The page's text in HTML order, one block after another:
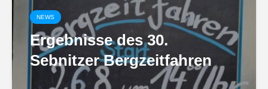
NEWS
Ergebnisse des 30.
Sebnitzer Bergzeitfahren